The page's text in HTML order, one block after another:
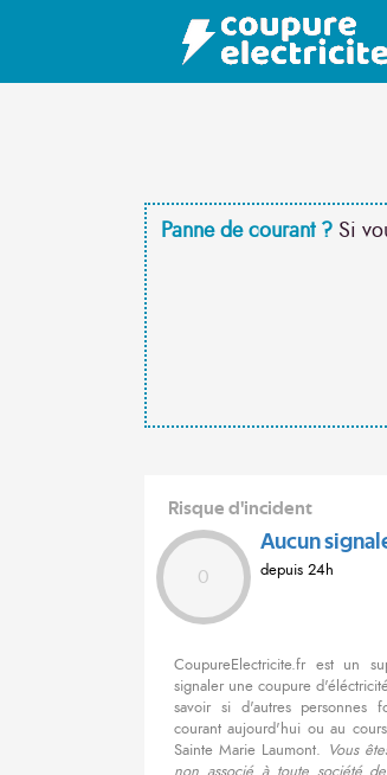
Panne de courant ? Si
Risque d'incident
0
Aucun
depuis 24h
CoupureElectricite.fr est un
signaler une coupure
savoir si d'autres
courant aujourd'hui ou au
Sainte Marie Laumont. Vous